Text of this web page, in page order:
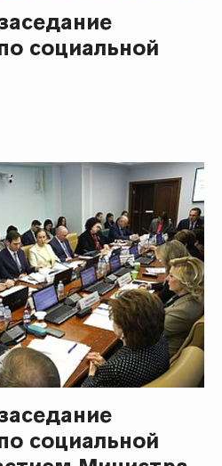
социальной
социальной